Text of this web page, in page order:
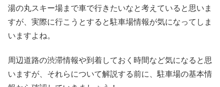
湯の丸スキー場まで車で行きたいなと考えていると思いま
すが、実際に行こうとすると駐車場情報が気になってしま
いますよね。
周辺道路の渋滞情報や到着しておく時間など気になると思
いますが、それらについて解説する前に、駐車場の基本情